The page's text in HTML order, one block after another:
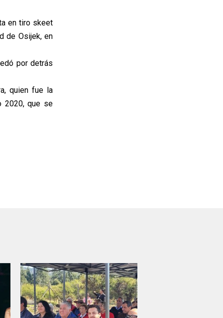
en tiro skeet
de Osijek, en
por detrás
quien fue la
2020, que se